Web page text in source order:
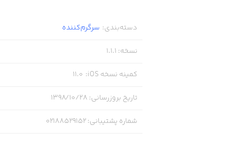
همچنین در بخش والدین موارد زیر وجود
دسته‌بندی: سرگرم‌کننده
نسخه:
1.1.1
کمینه نسخه iOS :
11.0
تاریخ بروزرسانی: ۱۳۹۸/۱۰/۲۸
شماره پشتیبانی:
02188529152